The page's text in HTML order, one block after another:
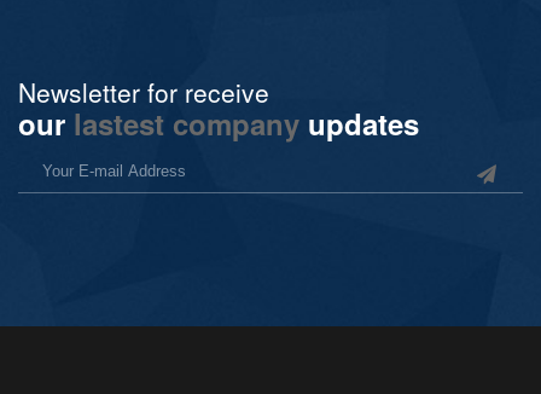
Newsletter for receive
our lastest company updates